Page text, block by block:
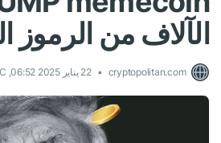
الآلاف من الرموز
cryptopolitan.com 22 يناير 2025 06:52, UTC